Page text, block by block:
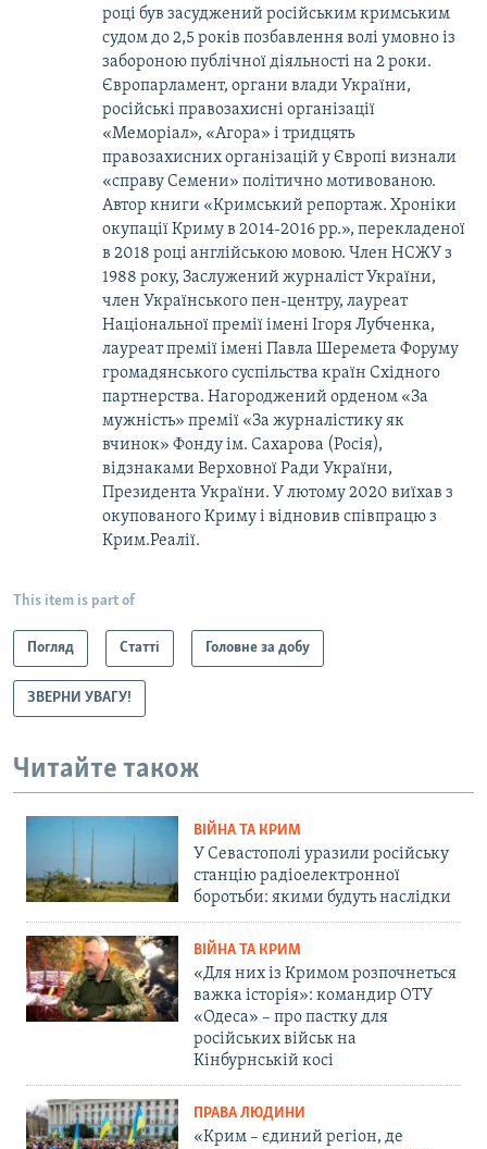
році був засуджений російським кримським
судом до 2,5 років позбавлення волі умовно із
забороною публічної діяльності на 2 роки.
Європарламент, органи влади України,
російські правозахисні організації
«Меморіал», «Агора» і тридцять
правозахисних організацій у Європі визнали
«справу Семени» політично мотивованою.
Автор книги «Кримський репортаж. Хроніки
окупації Криму в 2014-2016 рр.», перекладеної
в 2018 році англійською мовою. Член НСЖУ з
1988 року, Заслужений журналіст України,
член Українського пен-центру, лауреат
Національної премії імені Ігоря Лубченка,
лауреат премії імені Павла Шеремета Форуму
громадянського суспільства країн Східного
партнерства. Нагороджений орденом «За
мужність» премії «За журналістику як
вчинок» Фонду ім. Сахарова (Росія),
відзнаками Верховної Ради України,
Президента України. У лютому 2020 виїхав з
окупованого Криму і відновив співпрацю з
Крим.Реалії.
This item is part of
Погляд Статті Головне за добу
ЗВЕРНИ УВАГУ!
Читайте також
ВІЙНА ТА КРИМ
У Севастополі уразили російську
станцію радіоелектронної
боротьби: якими будуть наслідки
ВІЙНА ТА КРИМ
«Для них із Кримом розпочнеться
важка історія»: командир ОТУ
«Одеса» – про пастку для
російських військ на
Кінбурнській косі
ПРАВА ЛЮДИНИ
«Крим – єдиний регіон, де